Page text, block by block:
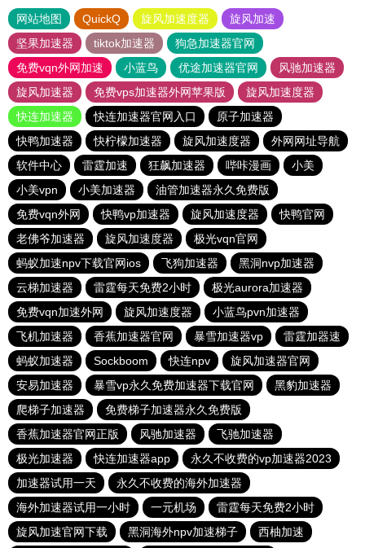
网站地图 QuickQ 旋风加速度器
旋风加速
坚果加速器
tiktok加速器
狗急加速器官网
免费vqn外网加速
小蓝鸟 优途加速器官网
风驰加速器
旋风加速器
免费vps加速器外网苹果版
旋风加速度器
快连加速器
快连加速器官网入口
原子加速器
快鸭加速器
快柠檬加速器 旋风加速度器
外网网址导航
软件中心
雷霆加速 狂飙加速器 哔咔漫画
小美
小美vpn
小美加速器
油管加速器永久免费版
免费vqn外网
快鸭vp加速器 旋风加速度器
快鸭官网
老佛爷加速器
旋风加速度器
极光vqn官网
蚂蚁加速npv下载官网ios
飞狗加速器
黑洞nvp加速器
云梯加速器
雷霆每天免费2小时
极光aurora加速器
免费vqn加速外网
旋风加速度器
小蓝鸟pvn加速器
飞机加速器
香蕉加速器官网 暴雪加速器vp
雷霆加器速
蚂蚁加速器
Sockboom 快连npv
旋风加速器官网
安易加速器
暴雪vp永久免费加速器下载官网
黑豹加速器
爬梯子加速器
免费梯子加速器永久免费版
香蕉加速器官网正版
风驰加速器
飞驰加速器
极光加速器
快连加速器app
永久不收费的vp加速器2023
加速器试用一天
永久不收费的海外加速器
海外加速器试用一小时
一元机场
雷霆每天免费2小时
旋风加速官网下载
黑洞海外npv加速梯子 西柚加速